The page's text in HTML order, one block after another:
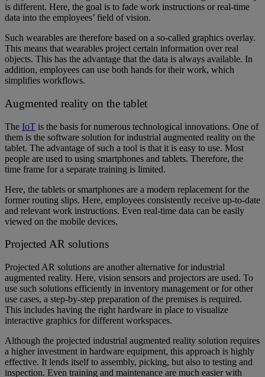
is different. Here, the goal is to fade work instructions or real-time
data into the employees’ field of vision.
Such wearables are therefore based on a so-called graphics overlay.
This means that wearables project certain information over real
objects. This has the advantage that the data is always available. In
addition, employees can use both hands for their work, which
simplifies workflows.
Augmented reality on the tablet
The IoT is the basis for numerous technological innovations. One of
them is the software solution for industrial augmented reality on the
tablet. The advantage of such a tool is that it is easy to use. Most
people are used to using smartphones and tablets. Therefore, the
time frame for a separate training is limited.
Here, the tablets or smartphones are a modern replacement for the
former routing slips. Here, employees consistently receive up-to-date
and relevant work instructions. Even real-time data can be easily
viewed on the mobile devices.
Projected AR solutions
Projected AR solutions are another alternative for industrial
augmented reality. Here, vision sensors and projectors are used. To
use such solutions efficiently in inventory management or for other
use cases, a step-by-step preparation of the premises is required.
This includes having the right hardware in place to visualize
interactive graphics for different workspaces.
Although the projected industrial augmented reality solution requires
a higher investment in hardware equipment, this approach is highly
effective. It lends itself to assembly, picking, but also to testing and
inspection. Even training and maintenance are much easier with